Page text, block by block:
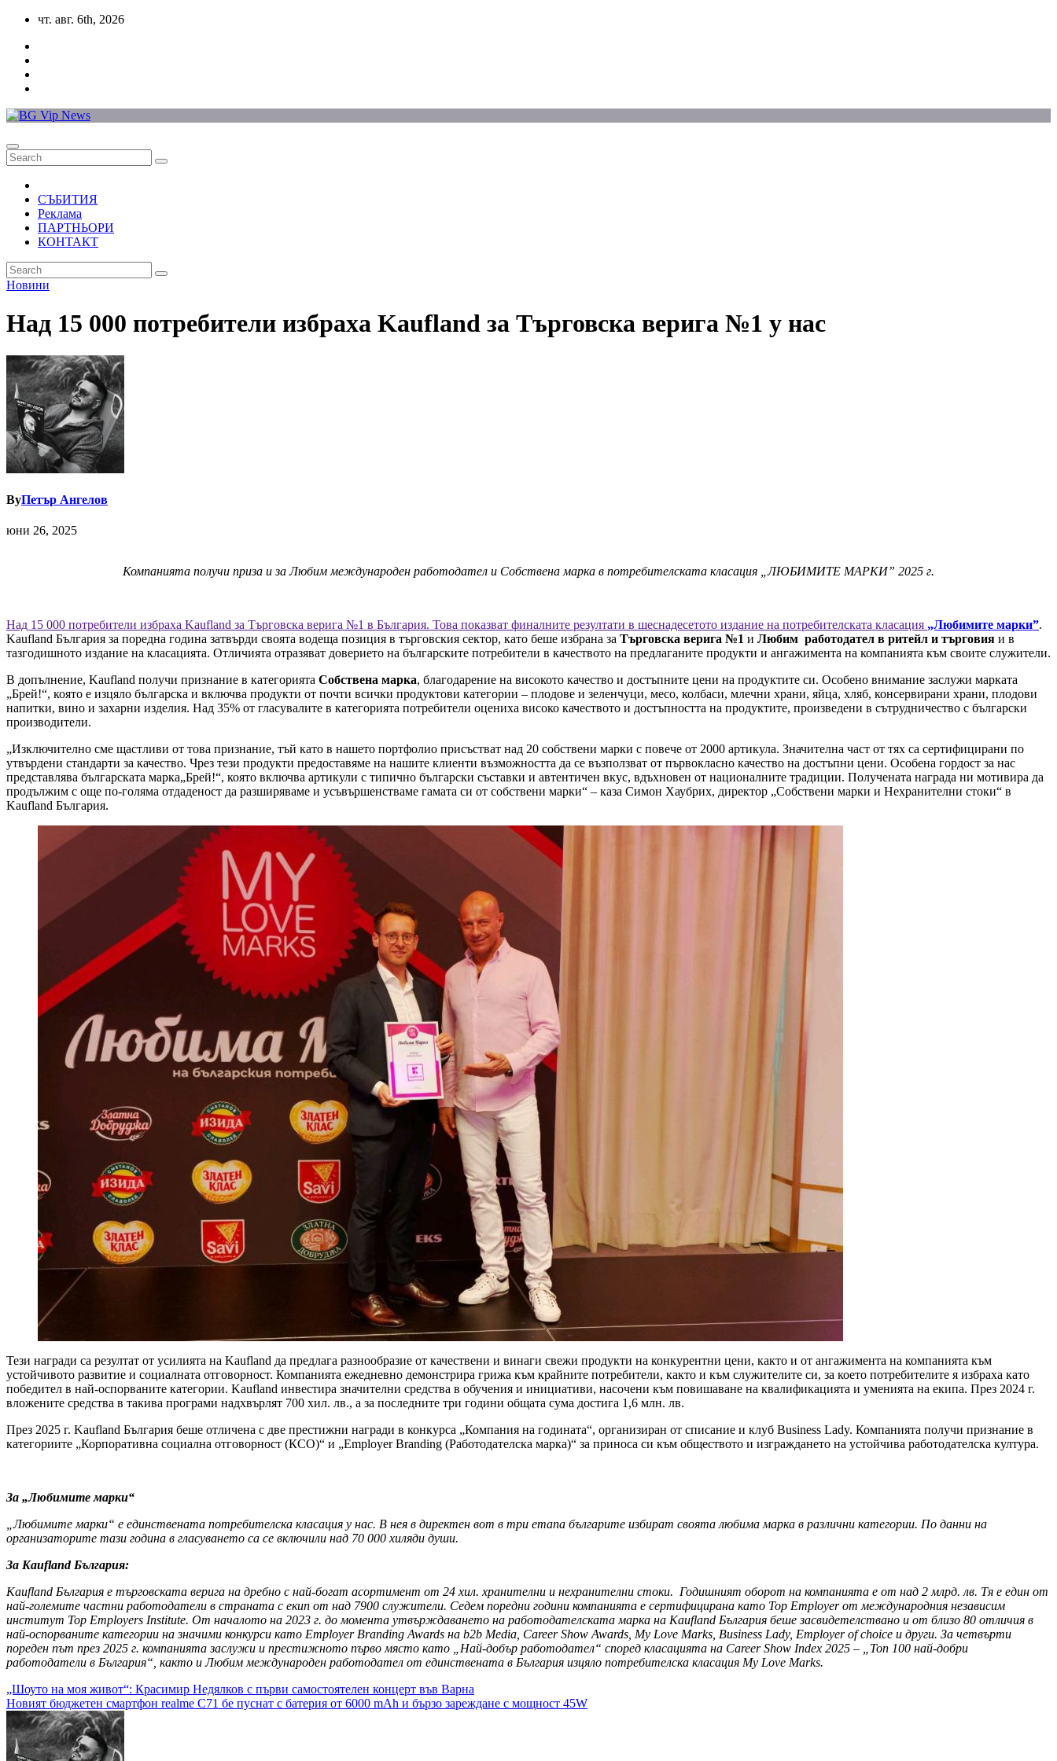
Skip
content
чт. авг. 6th, 2026
СЪБИТИЯ
Реклама
ПАРТНЬОРИ
КОНТАКТ
Новини
Над 15 000 потребители избраха Kaufland за Търговска верига №1 у нас
ByПетър Ангелов
юни 26, 2025
Компанията получи приза и за Любим международен работодател и Собствена марка в потребителската класация „ЛЮБИМИТЕ МАРКИ” 2025 г.
Над 15 000 потребители избраха Kaufland за Търговска верига №1 в България. Това показват финалните резултати в шеснадесетото издание на потребителската класация „Любимите марки”.
Kaufland България за поредна година затвърди своята водеща позиция в търговския сектор, като беше избрана за Търговска верига №1 и Любим работодател в ритейл и търговия и в
тазгодишното издание на класацията. Отличията отразяват доверието на българските потребители в качеството на предлаганите продукти и ангажимента на компанията към своите служители.
В допълнение, Kaufland получи признание в категорията Собствена марка, благодарение на високото качество и достъпните цени на продуктите си. Особено внимание заслужи марката
„Брей!“, която е изцяло българска и включва продукти от почти всички продуктови категории – плодове и зеленчуци, месо, колбаси, млечни храни, яйца, хляб, консервирани храни, плодови
напитки, вино и захарни изделия. Над 35% от гласувалите в категорията потребители оцениха високо качеството и достъпността на продуктите, произведени в сътрудничество с български
производители.
„Изключително сме щастливи от това признание, тъй като в нашето портфолио присъстват над 20 собствени марки с повече от 2000 артикула. Значителна част от тях са сертифицирани по
утвърдени стандарти за качество. Чрез тези продукти предоставяме на нашите клиенти възможността да се възползват от първокласно качество на достъпни цени. Особена гордост за нас
представлява българската марка„Брей!“, която включва артикули с типично български съставки и автентичен вкус, вдъхновен от националните традиции. Получената награда ни мотивира да
продължим с още по-голяма отдаденост да разширяваме и усъвършенстваме гамата си от собствени марки“ – каза Симон Хаубрих, директор „Собствени марки и Нехранителни стоки“ в
Kaufland България.
Тези награди са резултат от усилията на Kaufland да предлага разнообразие от качествени и винаги свежи продукти на конкурентни цени, както и от ангажимента на компанията към
устойчивото развитие и социалната отговорност. Компанията ежедневно демонстрира грижа към крайните потребители, както и към служителите си, за което потребителите я избраха като
победител в най-оспорваните категории. Kaufland инвестира значителни средства в обучения и инициативи, насочени към повишаване на квалификацията и уменията на екипа. През 2024 г.
вложените средства в такива програми надхвърлят 700 хил. лв., а за последните три години общата сума достига 1,6 млн. лв.
През 2025 г. Kaufland България беше отличена с две престижни награди в конкурса „Компания на годината“, организиран от списание и клуб Business Lady. Компанията получи признание в
категориите „Корпоративна социална отговорност (КСО)“ и „Employer Branding (Работодателска марка)“ за приноса си към обществото и изграждането на устойчива работодателска култура.
За „Любимите марки“
„Любимите марки“ е единствената потребителска класация у нас. В нея в директен вот в три етапа българите избират своята любима марка в различни категории. По данни на
организаторите тази година в гласуването са се включили над 70 000 хиляди души.
За Kaufland България:
Kaufland България е търговската верига на дребно с най-богат асортимент от 24 хил. хранителни и нехранителни стоки. Годишният оборот на компанията е от над 2 млрд. лв. Тя е един от
най-големите частни работодатели в страната с екип от над 7900 служители. Седем поредни години компанията е сертифицирана като Top Employer от международния независим
институт Top Employers Institute. От началото на 2023 г. до момента утвърждаването на работодателската марка на Kaufland България беше засвидетелствано и от близо 80 отличия в
най-оспорваните категории на значими конкурси като Employer Branding Awards на b2b Media, Career Show Awards, My Love Marks, Business Lady, Employer of choice и други. За четвърти
пореден път през 2025 г. компанията заслужи и престижното първо място като „Най-добър работодател“ според класацията на Career Show Index 2025 – „Топ 100 най-добри
работодатели в България“, както и Любим международен работодател от единствената в България изцяло потребителска класация My Love Marks.
Навигация
„Шоуто на моя живот“: Красимир Недялков с първи самостоятелен концерт във Варна
Новият бюджетен смартфон realme C71 бе пуснат с батерия от 6000 mAh и бързо зареждане с мощност 45W